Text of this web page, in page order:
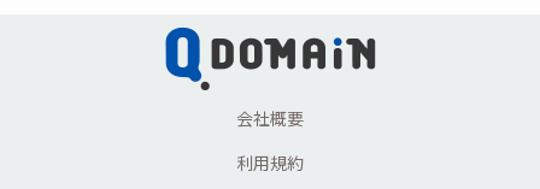
会社概要
利用規約